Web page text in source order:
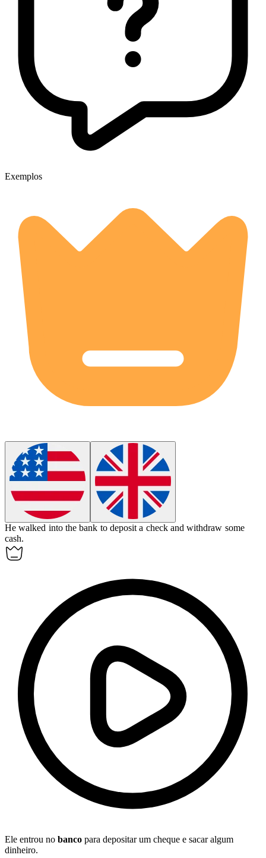
Exemplos
He walked into thebank to deposit a check and withdraw some
cash.
Ele entrou no banco para depositar um cheque e sacar algum
dinheiro.